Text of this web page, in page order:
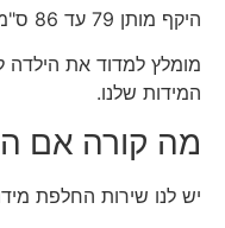
היקף מותן 79 עד 86 ס"מ ומשקל 32 עד 41 ק"ג.
מומלץ למדוד את הילדה
המידות שלנו.
מה קורה אם
יש לנו שירות החלפת